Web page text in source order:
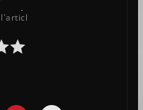
l'articl